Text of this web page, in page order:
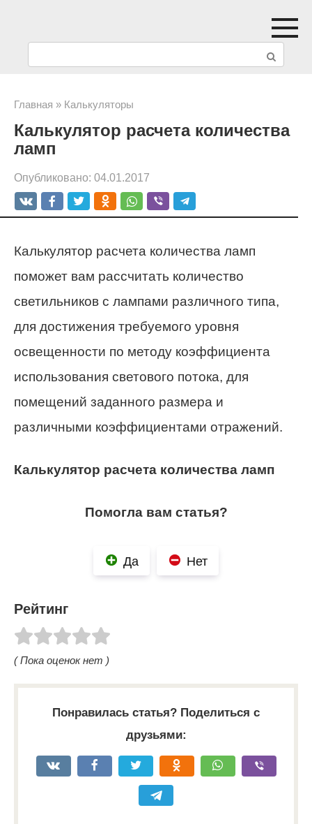
контенту
с
Главная » Калькуляторы
Калькулятор расчета количества
ламп
Опубликовано: 04.01.2017
Калькулятор расчета количества ламп
поможет вам рассчитать количество
светильников с лампами различного типа,
для достижения требуемого уровня
освещенности по методу коэффициента
использования светового потока, для
помещений заданного размера и
различными коэффициентами отражений.
Калькулятор расчета количества ламп
Помогла вам статья?
Да Нет
Рейтинг
( Пока оценок нет )
Понравилась статья? Поделиться с
друзьями: